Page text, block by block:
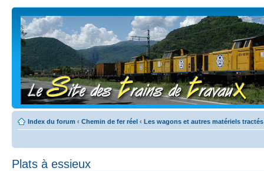
Index du forum ‹ Chemin de fer réel ‹ Les wagons et autres matériels tractés
Plats à essieux